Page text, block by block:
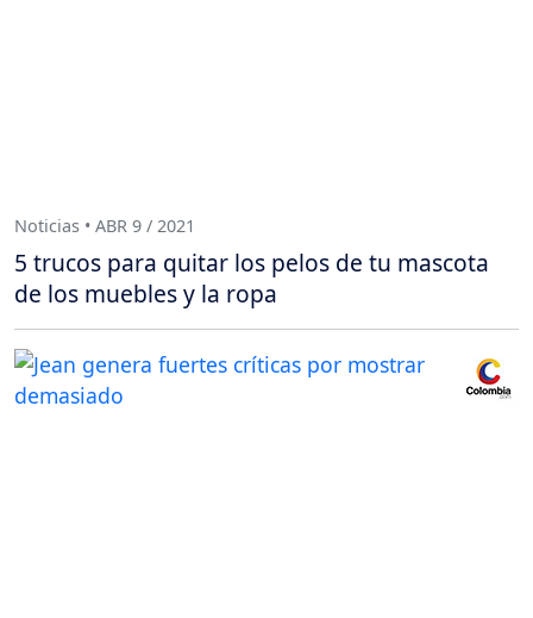
Noticias • ABR 9 / 2021
5 trucos para quitar los pelos de tu mascota
de los muebles y la ropa